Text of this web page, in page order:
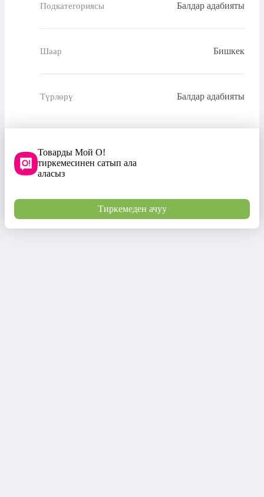
Подкатегориясы Балдар адабияты
Шаар Бишкек
Түрлөрү Балдар адабияты
Товарды Мой О!
тиркемесинен сатып ала
аласыз
Тиркемеден ачуу